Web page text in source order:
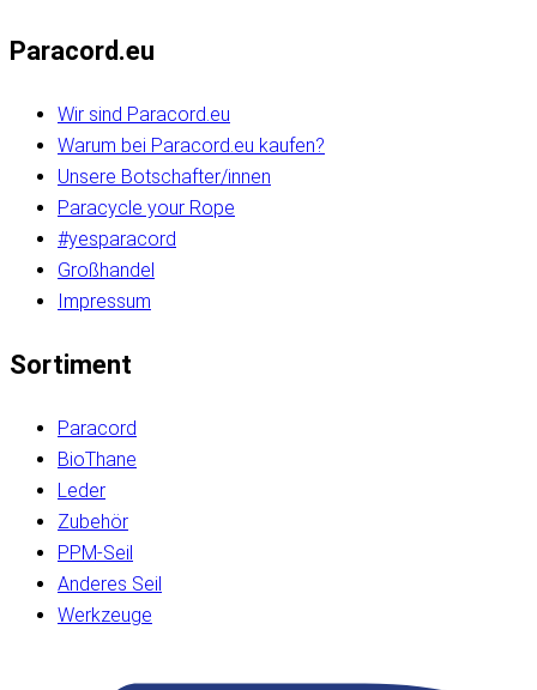
Paracord.eu
Wir sind Paracord.eu
Warum bei Paracord.eu kaufen?
Unsere Botschafter/innen
Paracycle your Rope
#yesparacord
Großhandel
Impressum
Sortiment
Paracord
BioThane
Leder
Zubehör
PPM-Seil
Anderes Seil
Werkzeuge